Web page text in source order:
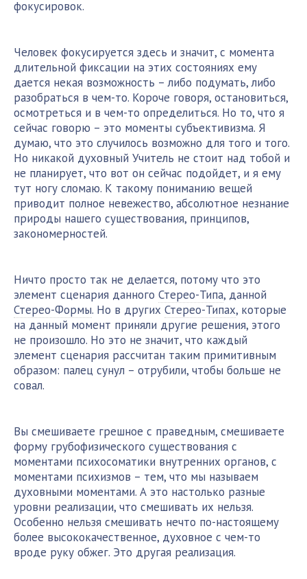
фокусировок.
Человек фокусируется здесь и значит, с момента
длительной фиксации на этих состояниях ему
дается некая возможность – либо подумать, либо
разобраться в чем-то. Короче говоря, остановиться,
осмотреться и в чем-то определиться. Но то, что я
сейчас говорю – это моменты субъективизма. Я
думаю, что это случилось возможно для того и того.
Но никакой духовный Учитель не стоит над тобой и
не планирует, что вот он сейчас подойдет, и я ему
тут ногу сломаю. К такому пониманию вещей
приводит полное невежество, абсолютное незнание
природы нашего существования, принципов,
закономерностей.
Ничто просто так не делается, потому что это
элемент сценария данного Стерео-Типа, данной
Стерео-Формы. Но в других Стерео-Типах, которые
на данный момент приняли другие решения, этого
не произошло. Но это не значит, что каждый
элемент сценария рассчитан таким примитивным
образом: палец сунул – отрубили, чтобы больше не
совал.
Вы смешиваете грешное с праведным, смешиваете
форму грубофизического существования с
моментами психосоматики внутренних органов, с
моментами психизмов – тем, что мы называем
духовными моментами. А это настолько разные
уровни реализации, что смешивать их нельзя.
Особенно нельзя смешивать нечто по-настоящему
более высококачественное, духовное с чем-то
вроде руку обжег. Это другая реализация.